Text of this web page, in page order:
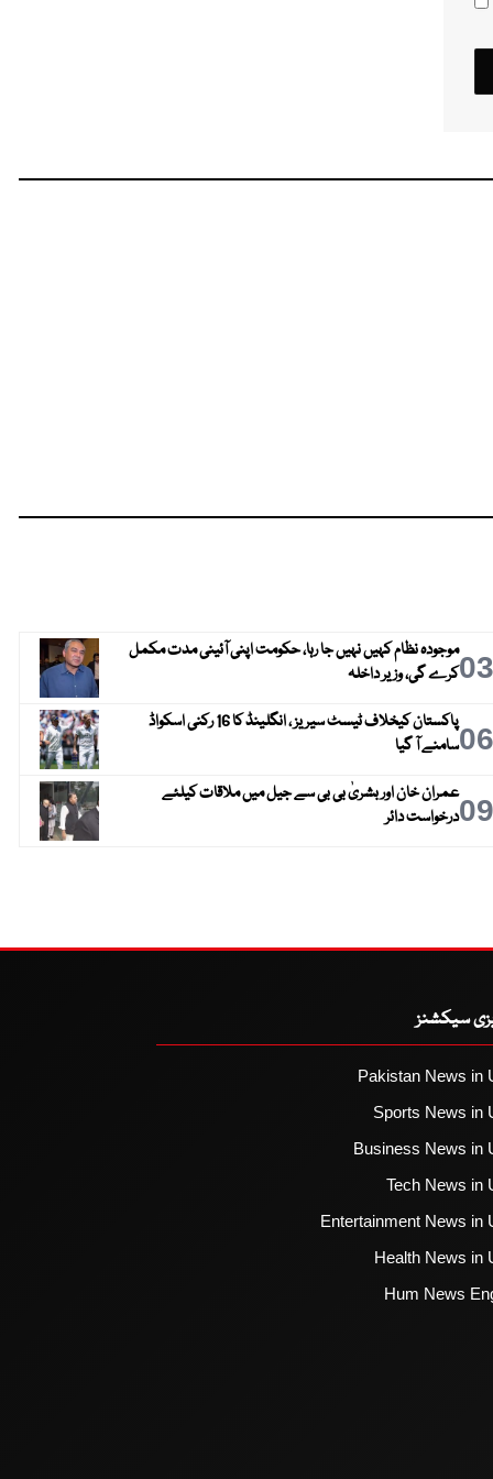
03موجودہ نظام کہیں نہیں جا رہا، حکومت اپنی آئینی مدت مکمل
کرے گی، وزیر داخلہ
06
پاکستان کیخلاف ٹیسٹ سیریز ، انگلینڈ کا 16 رکنی اسکواڈ
سامنے آ گیا
09عمران خان اور بشریٰ بی بی سے جیل میں ملاقات کیلئے
درخواست دائر
سیکشنز
Pakistan News in
Sports News in
Business News in
Tech News in
Entertainment News in
Health News in
Hum News